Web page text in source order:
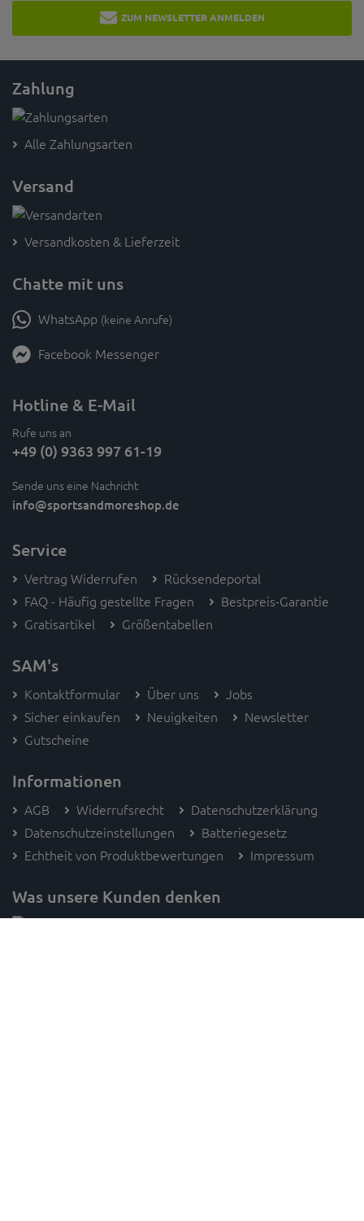
ZUM NEWSLETTER ANMELDEN
Zahlung
Alle Zahlungsarten
Versand
Versandkosten & Lieferzeit
Chatte mit uns
WhatsApp (keine Anrufe)
Facebook Messenger
Hotline & E-Mail
Rufe uns an
+49 (0) 9363 997 61-19
Sende uns eine Nachricht
info@sportsandmoreshop.de
Service
Vertrag Widerrufen
Rücksendeportal
FAQ - Häufig gestellte Fragen
Bestpreis-Garantie
Gratisartikel
Größentabellen
SAM's
Kontaktformular Über uns
Jobs
Sicher einkaufen
Neuigkeiten
Newsletter
Gutscheine
Informationen
AGB Widerrufsrecht
Datenschutzerklärung
Datenschutzeinstellungen
Batteriegesetz
Echtheit von Produktbewertungen
Impressum
Was unsere Kunden denken